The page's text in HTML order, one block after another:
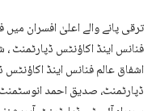
ترقی پانے والے اعلیٰ افسران
فنانس اینڈ اکاؤنٹس ڈپارٹمنٹ ،
اشفاق عالم فنانس اینڈ
ڈپارٹمنٹ، صدیق احمد